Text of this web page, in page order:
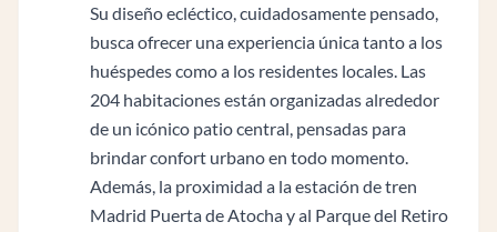
Su diseño ecléctico, cuidadosamente pensado,
busca ofrecer una experiencia única tanto a los
huéspedes como a los residentes locales. Las
204 habitaciones están organizadas alrededor
de un icónico patio central, pensadas para
brindar confort urbano en todo momento.
Además, la proximidad a la estación de tren
Madrid Puerta de Atocha y al Parque del Retiro